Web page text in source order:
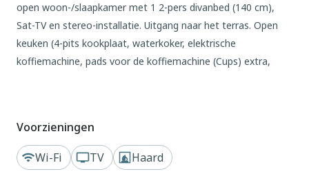
open woon-/slaapkamer met 1 2-pers divanbed (140 cm),
Sat-TV en stereo-installatie. Uitgang naar het terras. Open
keuken (4-pits kookplaat, waterkoker, elektrische
koffiemachine, pads voor de koffiemachine (Cups) extra,
Parkeerplaats (2 Auto's) bij het huis. Maximaal 1
huisdier/hond toegestaan. Rookmelders.
Voorzieningen
Wi-Fi
TV Haard